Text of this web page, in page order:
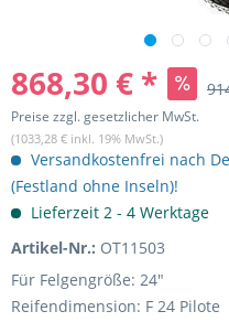
868,30 € *
Preise zzgl. gesetzlicher MwSt.
(1033,28 € inkl. 19% MwSt.)
Versandkostenfrei nach
(Festland ohne Inseln)!
Lieferzeit 2 - 4 Werktage
Artikel-Nr.: OT11503
Für Felgengröße: 24"
Reifendimension: F 24 Pilote